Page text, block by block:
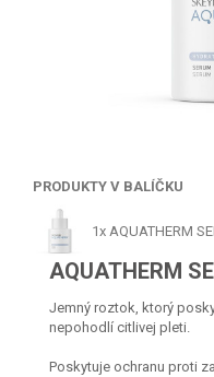
PRODUKTY V BALÍČKU
1x AQUATHERM
AQUATHERM
Jemný roztok, ktorý
nepohodlí citlivej pleti.
Poskytuje ochranu proti